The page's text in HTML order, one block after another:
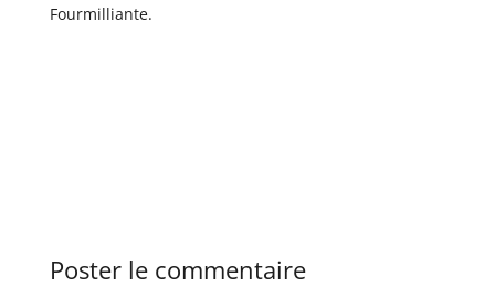
Fourmilliante.
Poster le commentaire